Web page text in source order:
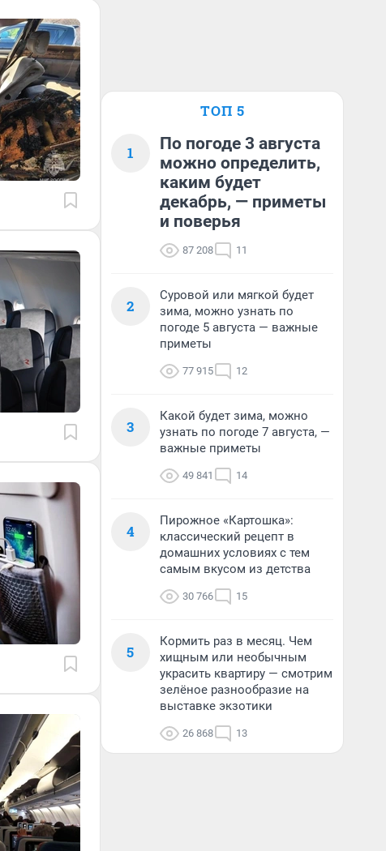
ТОП 5
1
По погоде 3 августа
можно определить,
каким будет
декабрь, — приметы
и поверья
87 208 11
2
Суровой или мягкой будет
зима, можно узнать по
погоде 5 августа — важные
приметы
77 915 12
3
Какой будет зима, можно
узнать по погоде 7 августа, —
важные приметы
49 841 14
4
Пирожное «Картошка»:
классический рецепт в
домашних условиях с тем
самым вкусом из детства
30 766 15
5
Кормить раз в месяц. Чем
хищным или необычным
украсить квартиру — смотрим
зелёное разнообразие на
выставке экзотики
26 868 13